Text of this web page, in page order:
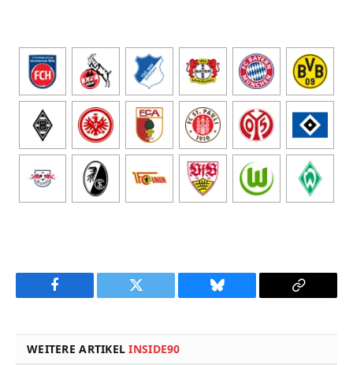
Facebook Twitter Bluesky
Copy
WEITERE ARTIKELINSIDE90